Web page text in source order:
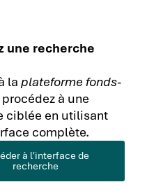
une recherche
laplateforme fonds-
procédez à une
ciblée en utilisant
complète.
à l'interface de
recherche